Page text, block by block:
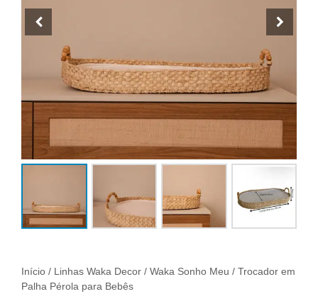
Início / Linhas Waka Decor / Waka Sonho Meu / Trocador em
Palha Pérola para Bebês